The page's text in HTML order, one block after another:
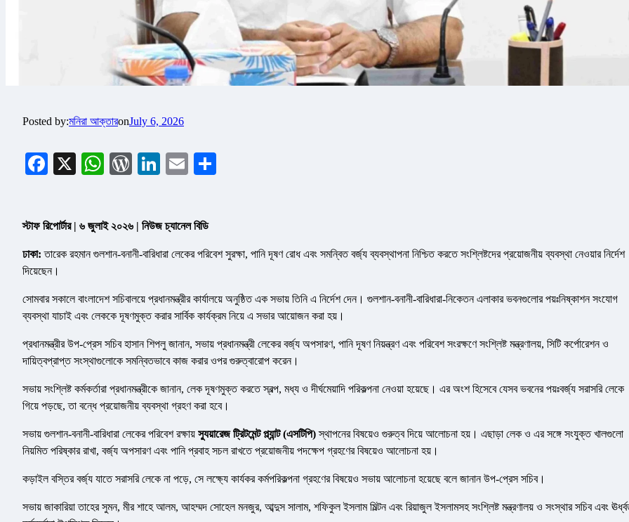
Posted by:মনিরা আক্তারonJuly 6, 2026
Facebook
X WhatsApp
WordPress
LinkedIn
Email
স্টাফ রিপোর্টার | ৬ জুলাই ২০২৬ | নিউজ চ্যানেল বিডি
ঢাকা: তারেক রহমান গুলশান-বনানী-বারিধারা লেকের পরিবেশ সুরক্ষা, পানি দূষণ রোধ এবং সমন্বিত বর্জ্য ব্যবস্থাপনা নিশ্চিত করতে সংশ্লিষ্টদের প্রয়োজনীয় ব্যবস্থা নেওয়ার নির্দেশ
দিয়েছেন।
সোমবার সকালে বাংলাদেশ সচিবালয়ে প্রধানমন্ত্রীর কার্যালয়ে অনুষ্ঠিত এক সভায় তিনি এ নির্দেশ দেন। গুলশান-বনানী-বারিধারা-নিকেতন এলাকার ভবনগুলোর পয়ঃনিষ্কাশন সংযোগ
ব্যবস্থা যাচাই এবং লেককে দূষণমুক্ত করার সার্বিক কার্যক্রম নিয়ে এ সভার আয়োজন করা হয়।
প্রধানমন্ত্রীর উপ-প্রেস সচিব হাসান শিপলু জানান, সভায় প্রধানমন্ত্রী লেকের বর্জ্য অপসারণ, পানি দূষণ নিয়ন্ত্রণ এবং পরিবেশ সংরক্ষণে সংশ্লিষ্ট মন্ত্রণালয়, সিটি কর্পোরেশন ও
দায়িত্বপ্রাপ্ত সংস্থাগুলোকে সমন্বিতভাবে কাজ করার ওপর গুরুত্বারোপ করেন।
সভায় সংশ্লিষ্ট কর্মকর্তারা প্রধানমন্ত্রীকে জানান, লেক দূষণমুক্ত করতে স্বল্প, মধ্য ও দীর্ঘমেয়াদি পরিকল্পনা নেওয়া হয়েছে। এর অংশ হিসেবে যেসব ভবনের পয়ঃবর্জ্য সরাসরি লেকে
গিয়ে পড়ছে, তা বন্ধে প্রয়োজনীয় ব্যবস্থা গ্রহণ করা হবে।
সভায় গুলশান-বনানী-বারিধারা লেকের পরিবেশ রক্ষায় স্যুয়ারেজ ট্রিটমেন্ট প্ল্যান্ট (এসটিপি)স্থাপনের বিষয়েও গুরুত্ব দিয়ে আলোচনা হয়। এছাড়া লেক ও এর সঙ্গে সংযুক্ত খালগুলো
নিয়মিত পরিষ্কার রাখা, বর্জ্য অপসারণ এবং পানি প্রবাহ সচল রাখতে প্রয়োজনীয় পদক্ষেপ গ্রহণের বিষয়েও আলোচনা হয়।
কড়াইল বস্তির বর্জ্য যাতে সরাসরি লেকে না পড়ে, সে লক্ষ্যে কার্যকর কর্মপরিকল্পনা গ্রহণের বিষয়েও সভায় আলোচনা হয়েছে বলে জানান উপ-প্রেস সচিব।
সভায় জাকারিয়া তাহের সুমন, মীর শাহে আলম, আহম্মদ সোহেল মনজুর, আব্দুস সালাম, শফিকুল ইসলাম মিল্টন এবং রিয়াজুল ইসলামসহ সংশ্লিষ্ট মন্ত্রণালয় ও সংস্থার সচিব এবং